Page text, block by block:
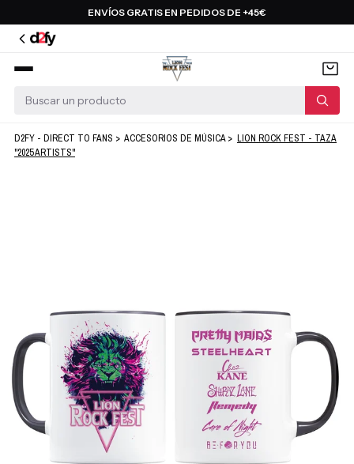
al
contenido
ENVÍOS GRATIS EN PEDIDOS DE +45€
D2FY - DIRECT TO FANS > ACCESORIOS DE MÚSICA> LION ROCK FEST - TAZA
"2025 ARTISTS"